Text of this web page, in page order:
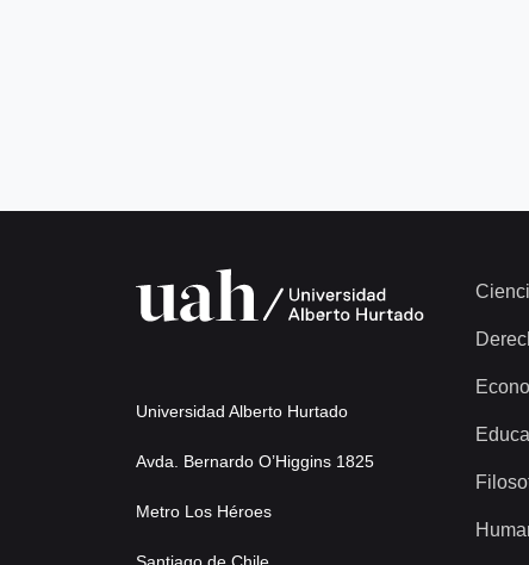
Universidad Alberto Hurtado
Avda. Bernardo O’Higgins 1825
Metro Los Héroes